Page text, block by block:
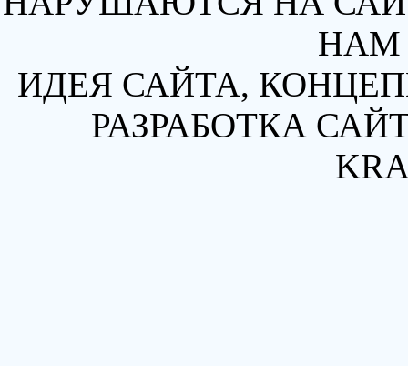
НАМ
ИДЕЯ САЙТА,
РАЗРАБОТКА